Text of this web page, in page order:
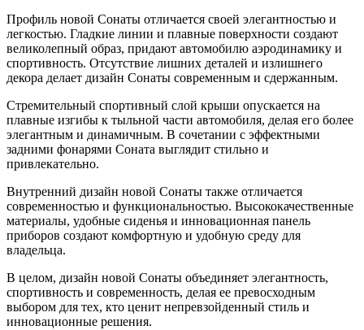
Профиль новой Сонаты отличается своей элегантностью и
легкостью. Гладкие линии и плавные поверхности создают
великолепный образ, придают автомобилю аэродинамику и
спортивность. Отсутствие лишних деталей и излишнего
декора делает дизайн Сонаты современным и сдержанным.
Стремительный спортивный слой крыши опускается на
плавные изгибы к тыльной части автомобиля, делая его более
элегантным и динамичным. В сочетании с эффектными
задними фонарями Соната выглядит стильно и
привлекательно.
Внутренний дизайн новой Сонаты также отличается
современностью и функциональностью. Высококачественные
материалы, удобные сиденья и инновационная панель
приборов создают комфортную и удобную среду для
владельца.
В целом, дизайн новой Сонаты объединяет элегантность,
спортивность и современность, делая ее превосходным
выбором для тех, кто ценит непревзойденный стиль и
инновационные решения.